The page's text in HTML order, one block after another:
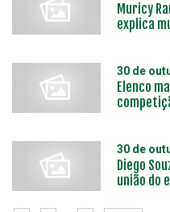
Muricy
explica
30 de
Elenco
30 de
Diego
união do